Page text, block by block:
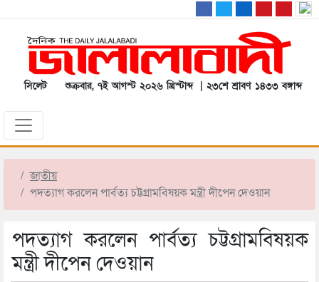
সিলেট শুক্রবার, ৭ই আগস্ট ২০২৬ খ্রিস্টাব্দ | ২৩শে শ্রাবণ ১৪৩৩ বঙ্গাব্দ
জাতীয়
পদত্যাগ করলেন পার্বত্য চট্টগ্রামবিষয়ক মন্ত্রী দীপেন দেওয়ান
পদত্যাগ করলেন পার্বত্য চট্টগ্রামবিষয়ক
মন্ত্রী দীপেন দেওয়ান